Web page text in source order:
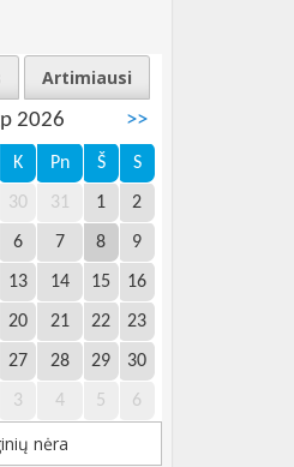
Artimiausi
2026 >>
K Pn Š S
30 31 1 2
6 7 8 9
13 14 15 16
20 21 22 23
27 28 29 30
3 4 5 6
nėra